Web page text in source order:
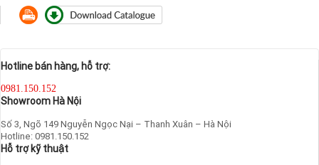
Hotline bán hàng, hỗ trợ:
0981.150.152
Showroom Hà Nội
Số 3, Ngõ 149 Nguyễn Ngọc Nại – Thanh Xuân – Hà Nội
Hotline: 0981.150.152
Hỗ trợ kỹ thuật